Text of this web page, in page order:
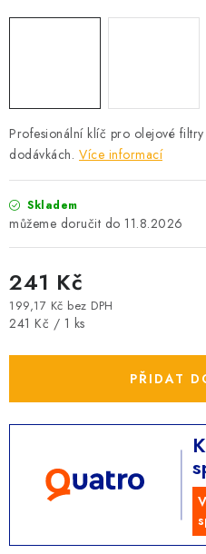
KRYCÍ PLACHTY - CELTY
Cookies
Ochrana osobních
Newslleter z Profigaraz.cz
Profesionální klíč pro olejové
dodávkách. Více informací
Skladem
11.8.2026
241 Kč
199,17 Kč bez DPH
Měrná cena:
241 Kč / 1 ks
PŘIDAT